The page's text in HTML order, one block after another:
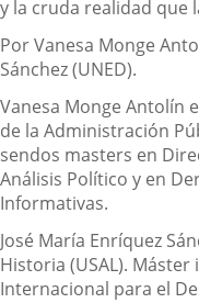
y la cruda realidad que
Por Vanesa Monge
Sánchez (UNED).
Vanesa Monge Antolín
de la Administración
sendos masters en
Análisis Político y en
Informativas.
José María Enríquez
Historia (USAL).
Internacional para el